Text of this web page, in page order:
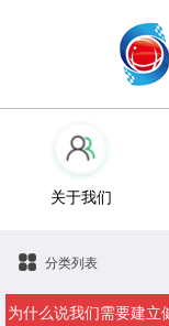
关于我们
分类列表
为什么说我们需要建立